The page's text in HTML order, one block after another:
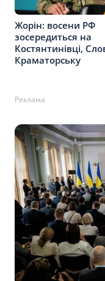
Жорін: восени РФ
зосередиться на
Костянтинівці,
Краматорську
Реклама